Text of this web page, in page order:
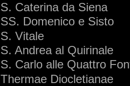
S. Caterina da Siena
SS. Domenico e Sisto
S. Vitale
S. Andrea al Quirinale
S. Carlo alle Quattro
Thermae Diocletianae